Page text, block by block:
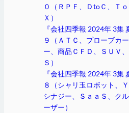
０（ＲＰＦ、ＤtoＣ、Ｔ
Ｘ）
『会社四季報 2024年 3集
９（ＡＴＣ、プローブカ
ー、商品ＣＦＤ、ＳＵＶ
Ｓ）
『会社四季報 2024年 3集
８（シャリ玉ロボット、
シナジー、ＳａａＳ、ク
ーザー）